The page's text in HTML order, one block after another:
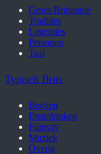
Groot-Brittannië
Tradities
Legendes
Personen
Taal
Typisch Brits
Boeken
Eten/drinken
Films/tv
Muziek
Overig